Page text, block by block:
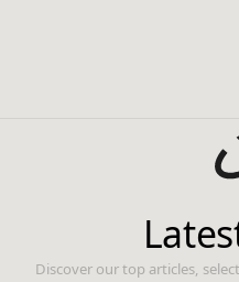
Discover our top articles,